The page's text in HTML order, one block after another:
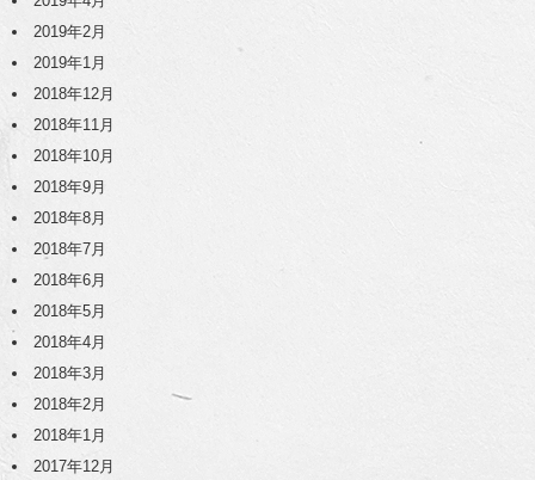
2019年2月
2019年1月
2018年12月
2018年11月
2018年10月
2018年9月
2018年8月
2018年7月
2018年6月
2018年5月
2018年4月
2018年3月
2018年2月
2018年1月
2017年12月